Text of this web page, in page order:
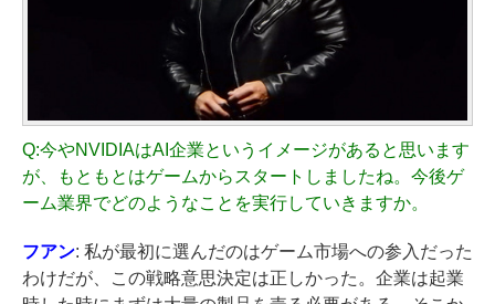
Q:今やNVIDIAはAI企業というイメージがあると思います
が、もともとはゲームからスタートしましたね。今後ゲ
ーム業界でどのようなことを実行していきますか。
フアン: 私が最初に選んだのはゲーム市場への参入だった
わけだが、この戦略意思決定は正しかった。企業は起業